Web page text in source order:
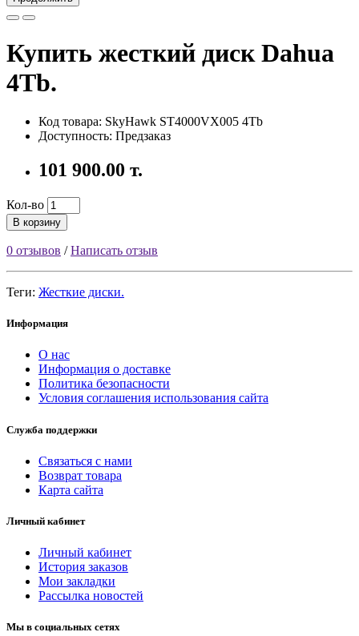
Купить жесткий диск Dahua
4Tb.
Код товара: SkyHawk ST4000VX005 4Tb
Доступность: Предзаказ
101 900.00 т.
Кол-во
В корзину
0 отзывов /Написать отзыв
Теги: Жесткие диски.
Информация
О нас
Информация о доставке
Политика безопасности
Условия соглашения использования сайта
Служба поддержки
Связаться с нами
Возврат товара
Карта сайта
Личный кабинет
Личный кабинет
История заказов
Мои закладки
Рассылка новостей
Мы в социальных сетях